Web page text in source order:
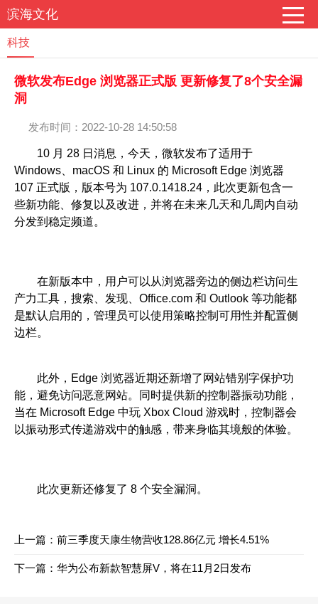
滨海文化
科技
微软发布Edge 浏览器正式版 更新修复了8个安全漏
洞
发布时间：2022-10-28 14:50:58
10 月 28 日消息，今天，微软发布了适用于
Windows、macOS 和 Linux 的 Microsoft Edge 浏览器
107 正式版，版本号为 107.0.1418.24，此次更新包含一
些新功能、修复以及改进，并将在未来几天和几周内自动
分发到稳定频道。
在新版本中，用户可以从浏览器旁边的侧边栏访问生
产力工具，搜索、发现、Office.com 和 Outlook 等功能都
是默认启用的，管理员可以使用策略控制可用性并配置侧
边栏。
此外，Edge 浏览器近期还新增了网站错别字保护功
能，避免访问恶意网站。同时提供新的控制器振动功能，
当在 Microsoft Edge 中玩 Xbox Cloud 游戏时，控制器会
以振动形式传递游戏中的触感，带来身临其境般的体验。
此次更新还修复了 8 个安全漏洞。
上一篇： 前三季度天康生物营收128.86亿元 增长4.51%
下一篇： 华为公布新款智慧屏V，将在11月2日发布